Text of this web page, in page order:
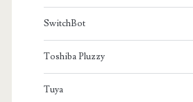
SwitchBot
Toshiba Pluzzy
Tuya